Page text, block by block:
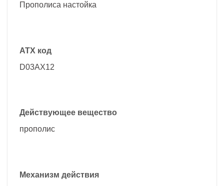
Прополиса настойка
АТХ код
D03AX12
Действующее вещество
прополис
Механизм действия